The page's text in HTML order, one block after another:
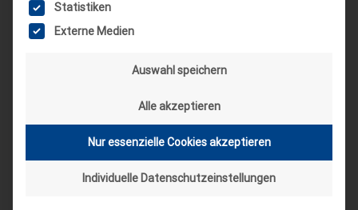
Statistiken
Externe Medien
Auswahl speichern
Alle akzeptieren
Nur essenzielle Cookies akzeptieren
Individuelle Datenschutzeinstellungen